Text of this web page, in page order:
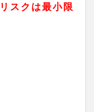
スクは最小限